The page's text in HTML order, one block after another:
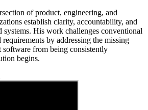
of product, engineering, and
establish clarity, accountability, and
systems. His work challenges conventional
by addressing the missing
software from being consistently
begins.